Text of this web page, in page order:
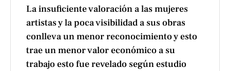
La insuficiente valoración a las mujeres
artistas y la poca visibilidad a sus obras
conlleva un menor reconocimiento y esto
trae un menor valor económico a su
trabajo esto fue revelado según estudio